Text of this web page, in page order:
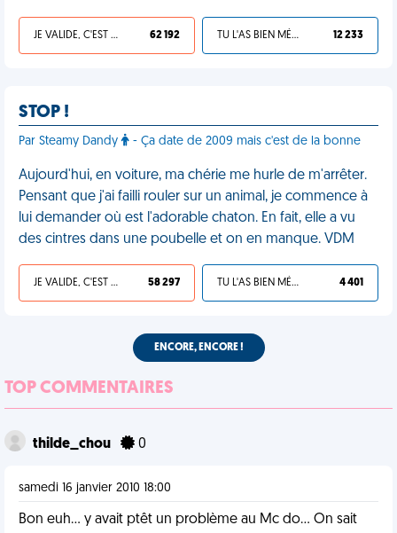
JE VALIDE, C'EST UNE VDM 62 192 TU L'AS BIEN MÉRITÉ 12 233
STOP !
Par Steamy Dandy - Ça date de 2009 mais c'est de la bonne
Aujourd'hui, en voiture, ma chérie me hurle de m'arrêter.
Pensant que j'ai failli rouler sur un animal, je commence à
lui demander où est l'adorable chaton. En fait, elle a vu
des cintres dans une poubelle et on en manque. VDM
JE VALIDE, C'EST UNE VDM 58 297 TU L'AS BIEN MÉRITÉ 4 401
ENCORE, ENCORE !
TOP COMMENTAIRES
thilde_chou 0
samedi 16 janvier 2010 18:00
Bon euh... y avait ptêt un problème au Mc do... On sait